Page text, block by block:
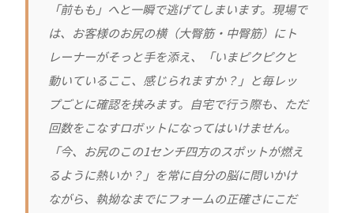
「前もも」へと一瞬で逃げてしまいます。現場で
は、お客様のお尻の横（大臀筋・中臀筋）にト
レーナーがそっと手を添え、「いまピクピクと
動いているここ、感じられますか？」と毎レッ
プごとに確認を挟みます。自宅で行う際も、ただ
回数をこなすロボットになってはいけません。
「今、お尻のこの1センチ四方のスポットが燃え
るように熱いか？」を常に自分の脳に問いかけ
ながら、執拗なまでにフォームの正確さにこだ